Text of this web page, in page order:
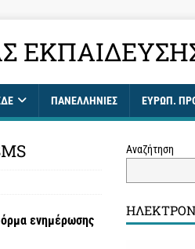
ΠΑΝΕΛΛΉΝΙΕΣ ΕΥΡΩΠ.
ενημέρωσης
Αναζήτηση